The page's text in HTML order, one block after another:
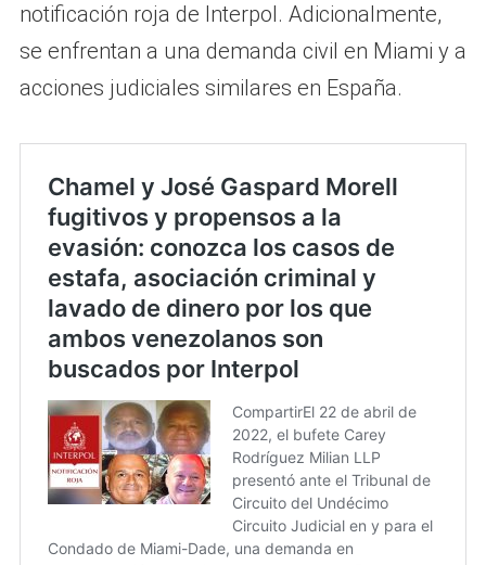
notificación roja de Interpol. Adicionalmente,
se enfrentan a una demanda civil en Miami y a
acciones judiciales similares en España.